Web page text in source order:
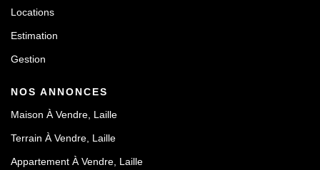
Locations
Estimation
Gestion
NOS ANNONCES
Maison À Vendre, Laille
Terrain À Vendre, Laille
Appartement À Vendre, Laille